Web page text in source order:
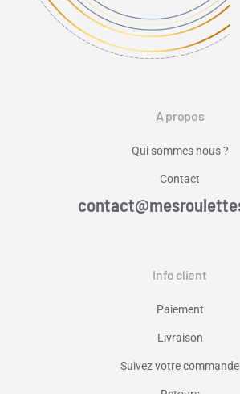
A propos
Qui sommes nous ?
Contact
Info client
Paiement
Livraison
Suivez votre commande